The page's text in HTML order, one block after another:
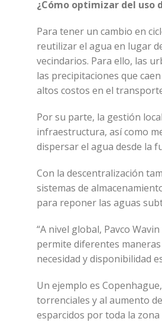
¿Cómo optimizar del uso
Para tener un cambio en
reutilizar el agua en lugar
vecindarios. Para ello, las
las precipitaciones que
altos costos en el
Por su parte, la gestión
infraestructura, así como
dispersar el agua desde la
Con la descentralización
sistemas de
para reponer las aguas
“A nivel global, Pavco
permite diferentes
necesidad y disponibilidad
Un ejemplo es
torrenciales y al aumento
esparcidos por toda la